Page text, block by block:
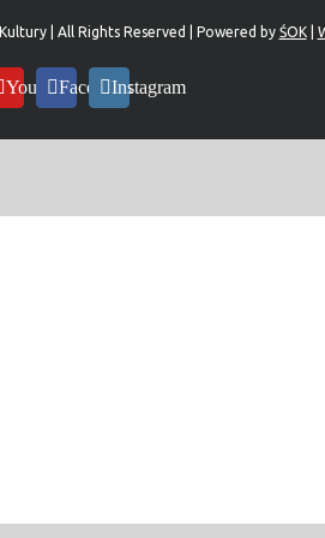
| All Rights Reserved | Powered by ŚOK|
YouTubeFacebookInstagram